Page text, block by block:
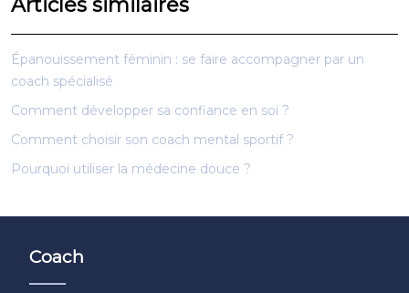
Articles similaires
Épanouissement féminin : se faire accompagner par un
coach spécialisé
Comment développer sa confiance en soi ?
Comment choisir son coach mental sportif ?
Pourquoi utiliser la médecine douce ?
Coach